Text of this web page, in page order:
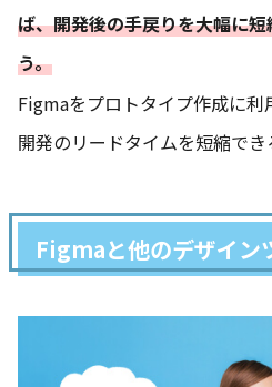
ば、開発後の手戻りを大幅に
う。
Figmaをプロトタイプ作成に利
開発のリードタイムを短縮でき
Figmaと他のデザイン